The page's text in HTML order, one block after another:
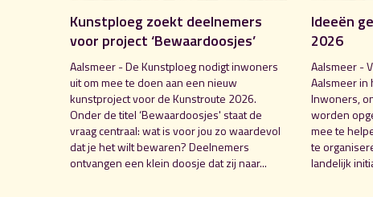
Kunstploeg zoekt deelnemers
voor project ‘Bewaardoosjes’
Aalsmeer - De Kunstploeg nodigt inwoners
uit om mee te doen aan een nieuw
kunstproject voor de Kunstroute 2026.
Onder de titel ‘Bewaardoosjes' staat de
vraag centraal: wat is voor jou zo waardevol
dat je het wilt bewaren? Deelnemers
ontvangen een klein doosje dat zij naar...
Ideeën
2026
Aalsmeer -
Aalsmeer in
Inwoners,
worden
mee te
te
landelijk